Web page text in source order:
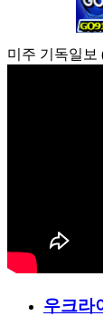
미주 기독일보
우크라